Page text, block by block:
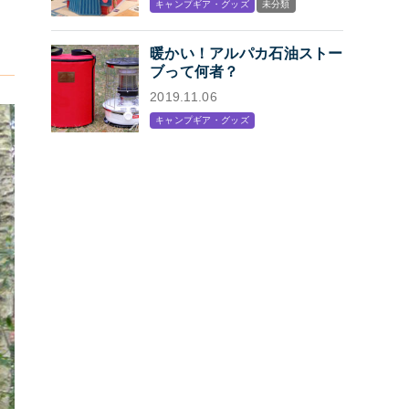
プン
キャンプギア・グッズ 未分類
暖かい！アルパカ石油ストー
ブって何者？
2019.11.06
キャンプギア・グッズ